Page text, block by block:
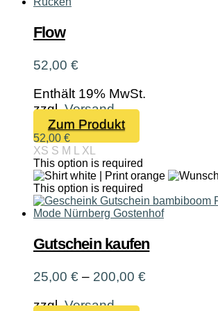
gewählt
werden
Flow
52,00 €
Enthält 19% MwSt.
zzgl.Versand
Zum Produkt
Produkt
mehrere
Varianten
auf.
Die
können
der
gewählt
52,00 €
XS S M
XL
This option is required
This option is required
Gutschein kaufen
25,00 € – 200,00 €Preisspanne:
zzgl.Versand